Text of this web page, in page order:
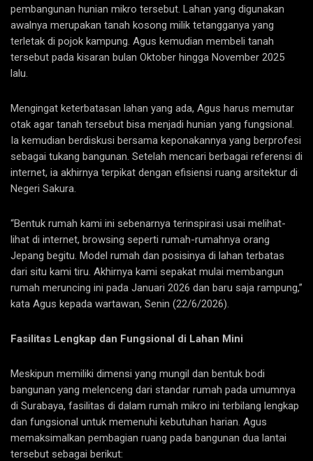
pembangunan hunian mikro tersebut. Lahan yang digunakan
awalnya merupakan tanah kosong milik tetangganya yang
terletak di pojok kampung. Agus kemudian membeli tanah
tersebut pada kisaran bulan Oktober hingga November 2025
lalu.
Mengingat keterbatasan lahan yang ada, Agus harus memutar
otak agar tanah tersebut bisa menjadi hunian yang fungsional.
Ia kemudian berdiskusi bersama keponakannya yang berprofesi
sebagai tukang bangunan. Setelah mencari berbagai referensi di
internet, ia akhirnya terpikat dengan efisiensi ruang arsitektur di
Negeri Sakura.
“Bentuk rumah kami ini sebenarnya terinspirasi usai melihat-
lihat di internet, browsing seperti rumah-rumahnya orang
Jepang begitu. Model rumah dan posisinya di lahan terbatas
dari situ kami tiru. Akhirnya kami sepakat mulai membangun
rumah meruncing ini pada Januari 2026 dan baru saja rampung,”
kata Agus kepada wartawan, Senin (22/6/2026).
Fasilitas Lengkap dan Fungsional di Lahan Mini
Meskipun memiliki dimensi yang mungil dan bentuk bodi
bangunan yang melenceng dari standar rumah pada umumnya
di Surabaya, fasilitas di dalam rumah mikro ini terbilang lengkap
dan fungsional untuk memenuhi kebutuhan harian. Agus
memaksimalkan pembagian ruang pada bangunan dua lantai
tersebut sebagai berikut: